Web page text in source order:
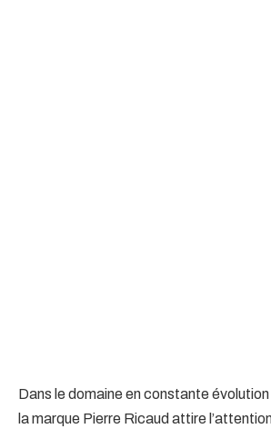
Dans le domaine en constante
la marque Pierre Ricaud attire